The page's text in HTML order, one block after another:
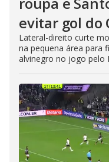
evitar gol do
Lateral-direito curte
na pequena área para
alvinegro no jogo pelo